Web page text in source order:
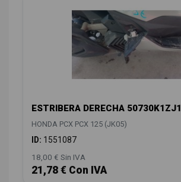
ESTRIBERA DERECHA
HONDA PCX PCX 125 (JK05)
ID: 1551087
18,00 € Sin IVA
21,78 € Con IVA